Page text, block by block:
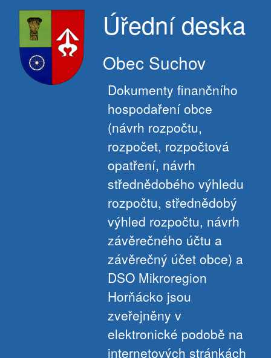
Úřední deska
Obec Suchov
Dokumenty finančního
hospodaření obce
(návrh rozpočtu,
rozpočet, rozpočtová
opatření, návrh
střednědobého výhledu
rozpočtu, střednědobý
výhled rozpočtu, návrh
závěrečného účtu a
závěrečný účet obce) a
DSO Mikroregion
Horňácko jsou
zveřejněny v
elektronické podobě na
internetových stránkách